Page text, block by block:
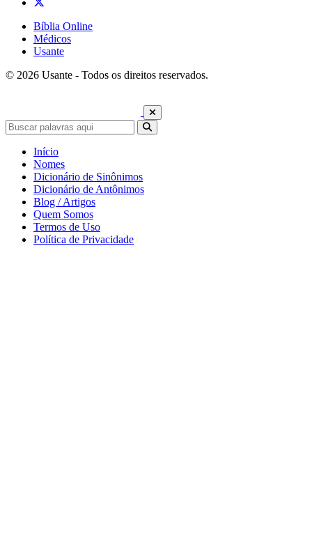
Bíblia Online
Médicos
Usante
© 2026 Usante - Todos os direitos reservados.
Início
Nomes
Dicionário de Sinônimos
Dicionário de Antônimos
Blog / Artigos
Quem Somos
Termos de Uso
Política de Privacidade